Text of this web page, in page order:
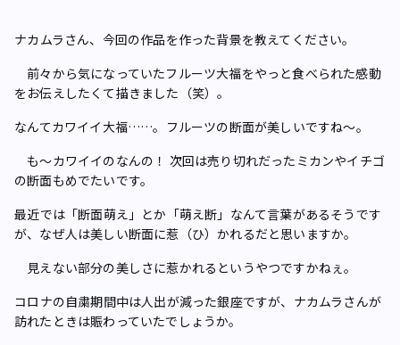
――ナカムラさん、今回の作品を作った背景を教えてください。
前々から気になっていたフルーツ大福をやっと食べられた感動
をお伝えしたくて描きました（笑）。
――なんてカワイイ大福……。フルーツの断面が美しいですね～。
も～カワイイのなんの！ 次回は売り切れだったミカンやイチゴ
の断面もめでたいです。
――最近では「断面萌え」とか「萌え断」なんて言葉があるそうです
が、なぜ人は美しい断面に惹（ひ）かれるだと思いますか。
見えない部分の美しさに惹かれるというやつですかねぇ。
――コロナの自粛期間中は人出が減った銀座ですが、ナカムラさんが
訪れたときは賑わっていたでしょうか。